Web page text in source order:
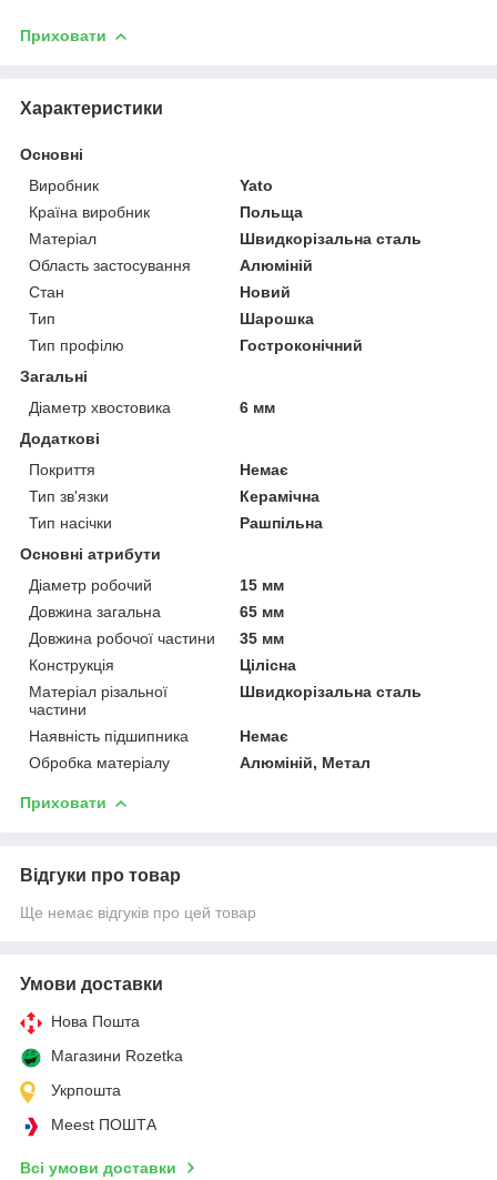
Приховати
Характеристики
Основні
Виробник
Yato
Країна виробник
Польща
Матеріал
Швидкорізальна сталь
Область застосування
Алюміній
Стан
Новий
Тип
Шарошка
Тип профілю
Гостроконічний
Загальні
Діаметр хвостовика
6 мм
Додаткові
Покриття
Немає
Тип зв'язки
Керамічна
Тип насічки
Рашпільна
Основні атрибути
Діаметр робочий
15 мм
Довжина загальна
65 мм
Довжина робочої частини
35 мм
Конструкція
Цілісна
Матеріал різальної
частини
Швидкорізальна сталь
Наявність підшипника
Немає
Обробка матеріалу
Алюміній, Метал
Приховати
Відгуки про товар
Ще немає відгуків про цей товар
Умови доставки
Нова Пошта
Магазини Rozetka
Укрпошта
Meest ПОШТА
Всі умови доставки